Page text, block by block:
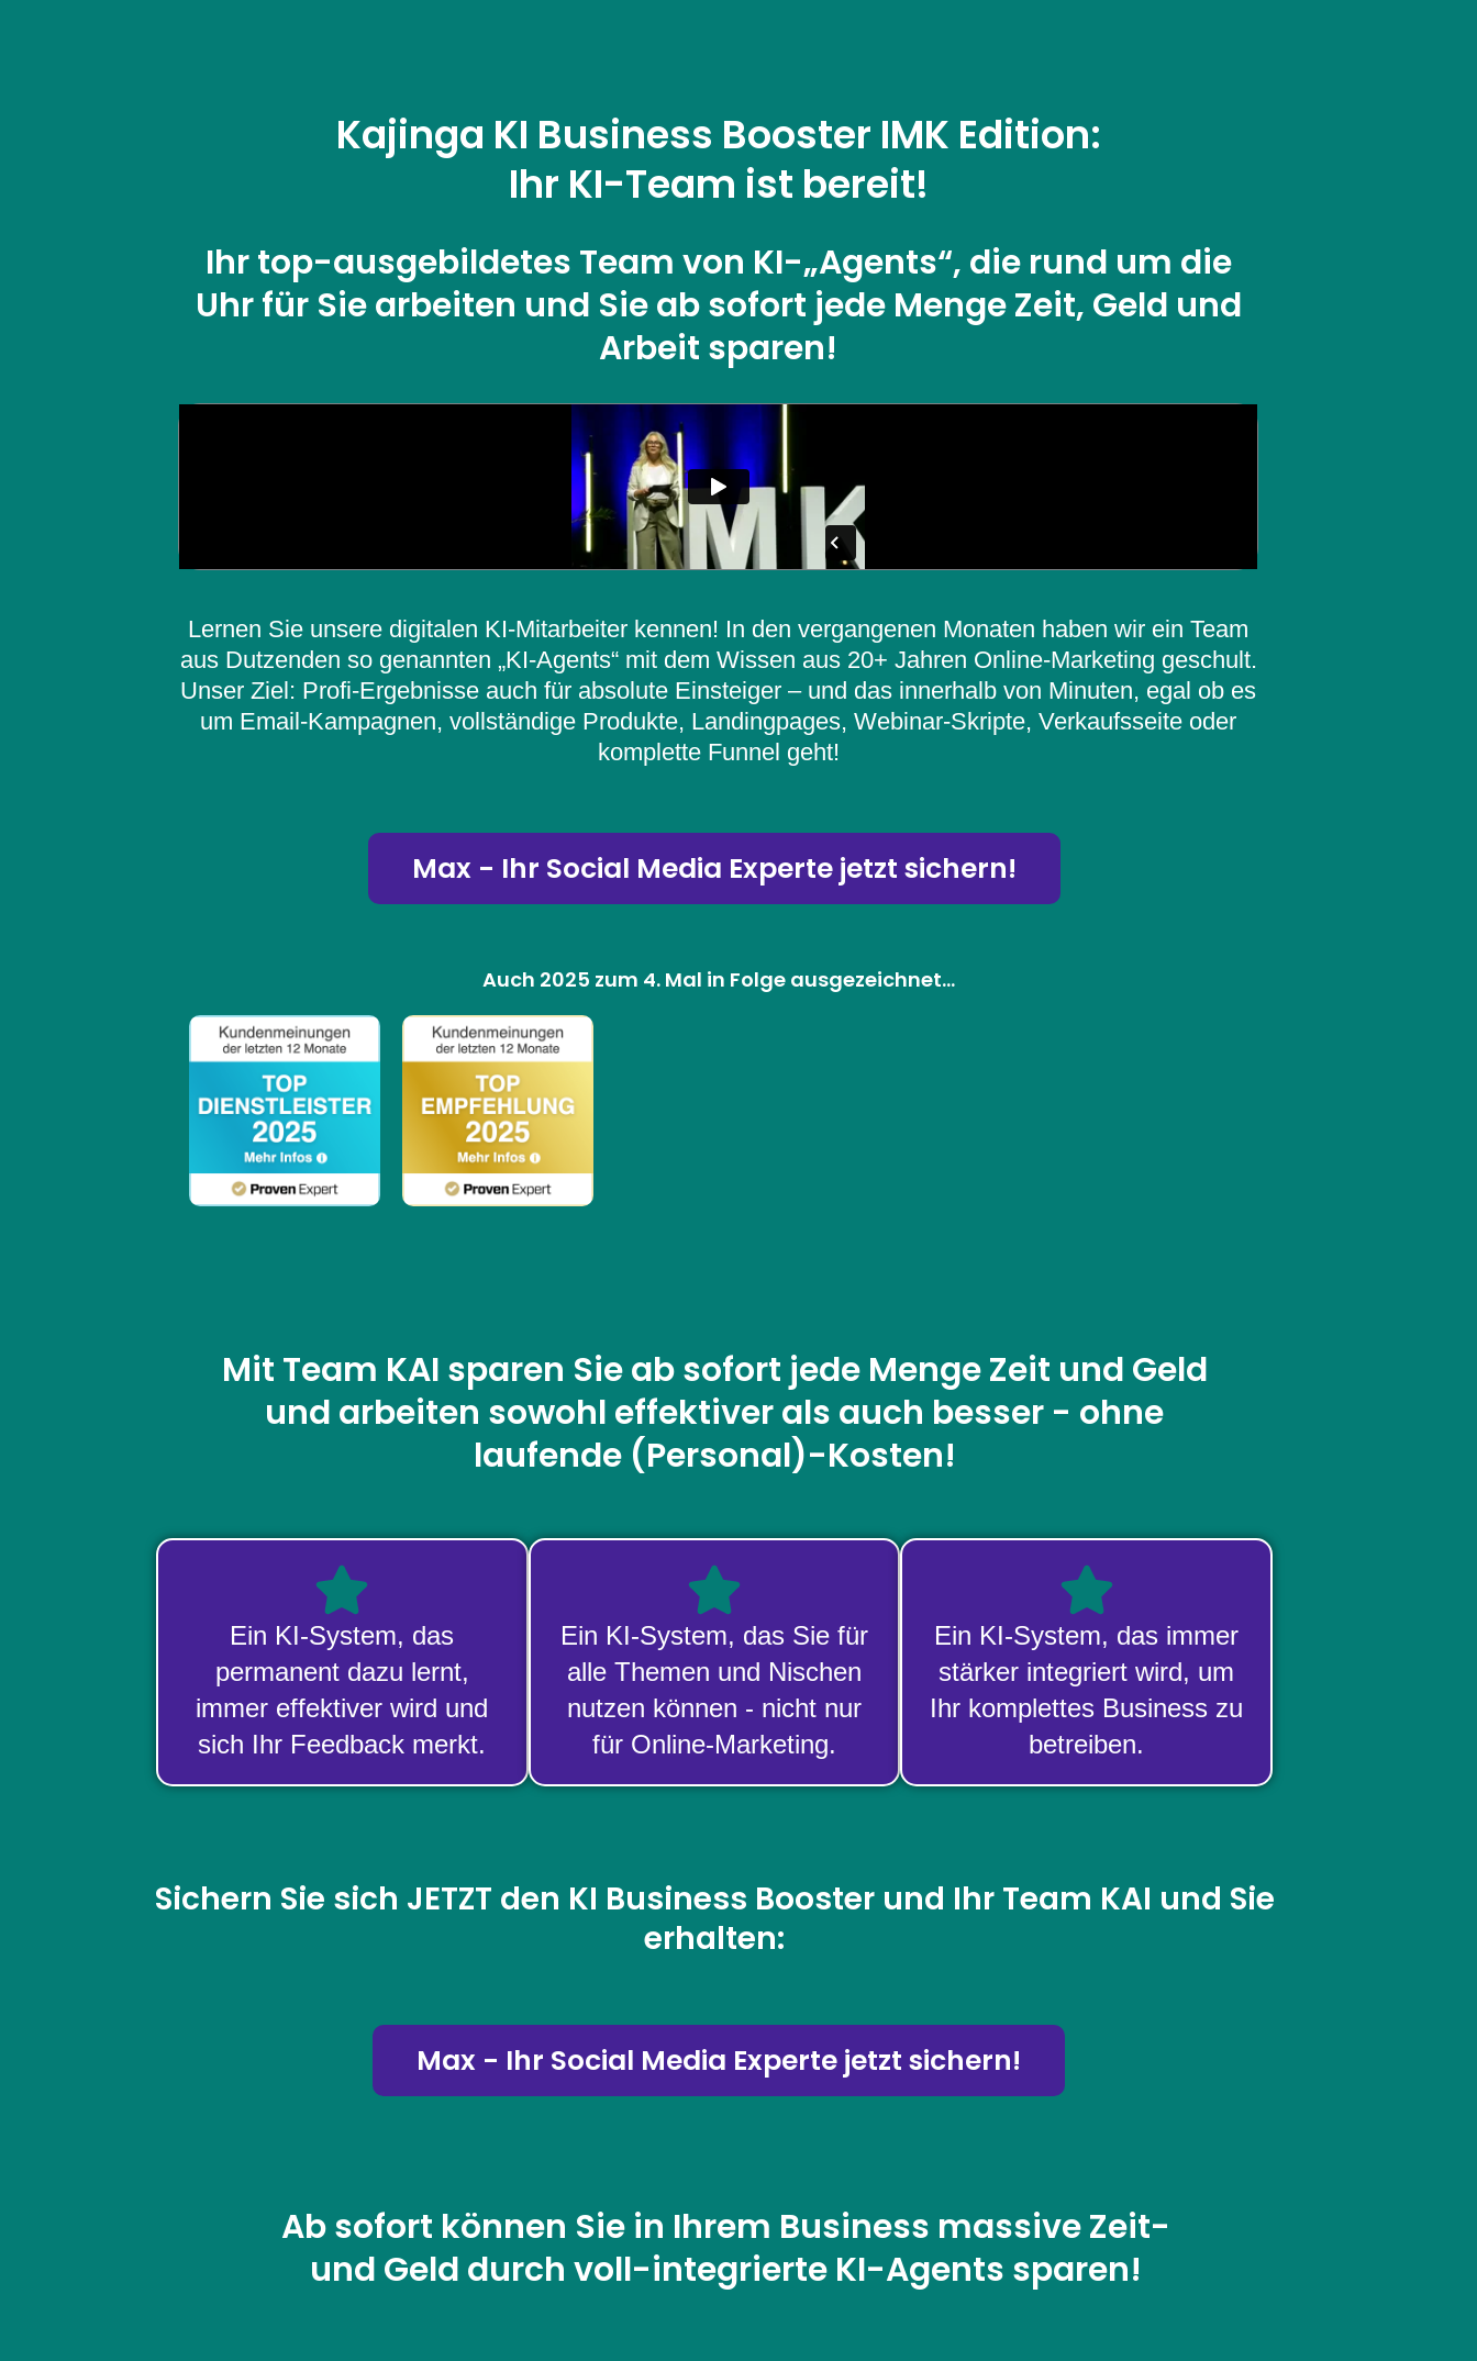
Kajinga KI Business Booster IMK Edition:
Ihr KI-Team ist bereit!
Ihr top-ausgebildetes Team von KI-„Agents“, die rund um die
Uhr für Sie arbeiten und Sie ab sofort jede Menge Zeit, Geld und
Arbeit sparen!
Lernen Sie unsere digitalen KI-Mitarbeiter kennen! In den vergangenen Monaten haben wir ein Team
aus Dutzenden so genannten „KI-Agents“ mit dem Wissen aus 20+ Jahren Online-Marketing geschult.
Unser Ziel: Profi-Ergebnisse auch für absolute Einsteiger – und das innerhalb von Minuten, egal ob es
um Email-Kampagnen, vollständige Produkte, Landingpages, Webinar-Skripte, Verkaufsseite oder
komplette Funnel geht!
Max - Ihr Social Media Experte jetzt sichern!
Auch 2025 zum 4. Mal in Folge ausgezeichnet...
Mit Team KAI sparen Sie ab sofort jede Menge Zeit und Geld
und arbeiten sowohl effektiver als auch besser - ohne
laufende (Personal)-Kosten!
Ein KI-System, das
permanent dazu lernt,
immer effektiver wird und
sich Ihr Feedback merkt.
Ein KI-System, das Sie für
alle Themen und Nischen
nutzen können - nicht nur
für Online-Marketing.
Ein KI-System, das immer
stärker integriert wird, um
Ihr komplettes Business zu
betreiben.
Sichern Sie sich JETZT den KI Business Booster und Ihr Team KAI und Sie
erhalten:
Max - Ihr Social Media Experte jetzt sichern!
Ab sofort können Sie in Ihrem Business massive Zeit-
und Geld durch voll-integrierte KI-Agents sparen!